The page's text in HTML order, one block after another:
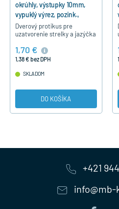
okrúhly, výstupky 10mm,
vypuklý výrez, pozink.,
strieb. - Strieborná
Dverový protikus pre
uzatvorenie strelky a jazýčka
zámku GEGE.
1,70 €
1,38 € bez DPH
SKLADOM
DO KOŠÍKA
+421